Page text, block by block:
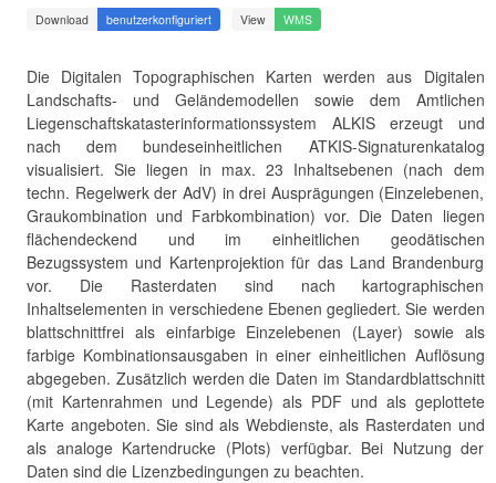
Download benutzerkonfiguriert View WMS
Die Digitalen Topographischen Karten werden aus Digitalen
Landschafts- und Geländemodellen sowie dem Amtlichen
Liegenschaftskatasterinformationssystem ALKIS erzeugt und
nach dem bundeseinheitlichen ATKIS-Signaturenkatalog
visualisiert. Sie liegen in max. 23 Inhaltsebenen (nach dem
techn. Regelwerk der AdV) in drei Ausprägungen (Einzelebenen,
Graukombination und Farbkombination) vor. Die Daten liegen
flächendeckend und im einheitlichen geodätischen
Bezugssystem und Kartenprojektion für das Land Brandenburg
vor. Die Rasterdaten sind nach kartographischen
Inhaltselementen in verschiedene Ebenen gegliedert. Sie werden
blattschnittfrei als einfarbige Einzelebenen (Layer) sowie als
farbige Kombinationsausgaben in einer einheitlichen Auflösung
abgegeben. Zusätzlich werden die Daten im Standardblattschnitt
(mit Kartenrahmen und Legende) als PDF und als geplottete
Karte angeboten. Sie sind als Webdienste, als Rasterdaten und
als analoge Kartendrucke (Plots) verfügbar. Bei Nutzung der
Daten sind die Lizenzbedingungen zu beachten.